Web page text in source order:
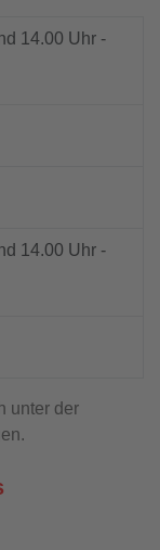
14.00 Uhr -
14.00 Uhr -
unter der